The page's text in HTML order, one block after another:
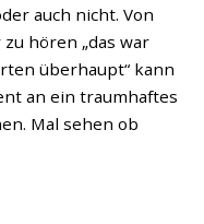
auch nicht. Von
hören „das war
überhaupt“ kann
an ein traumhaftes
Mal sehen ob